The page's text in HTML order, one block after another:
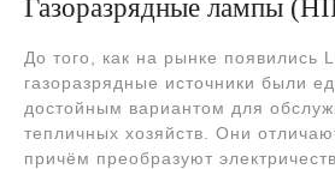
Газоразрядные лампы
До того, как на рынке появились
газоразрядные источники были
достойным вариантом для
тепличных хозяйств. Они
причём преобразуют